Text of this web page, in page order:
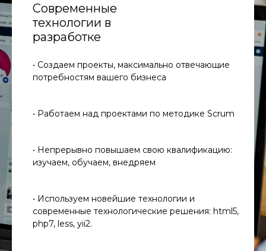
Современные
технологии в
разработке
• Создаем проекты, максимально отвечающие
потребностям вашего бизнеса
• Работаем над проектами по методике Scrum
• Непрерывно повышаем свою квалификацию:
изучаем, обучаем, внедряем
• Используем новейшие технологии и
современные технологические решения: html5,
php7, less, yii2.